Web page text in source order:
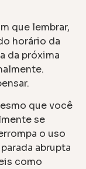
que lembrar,
horário da
da próxima
que você
se
o uso
abrupta
como